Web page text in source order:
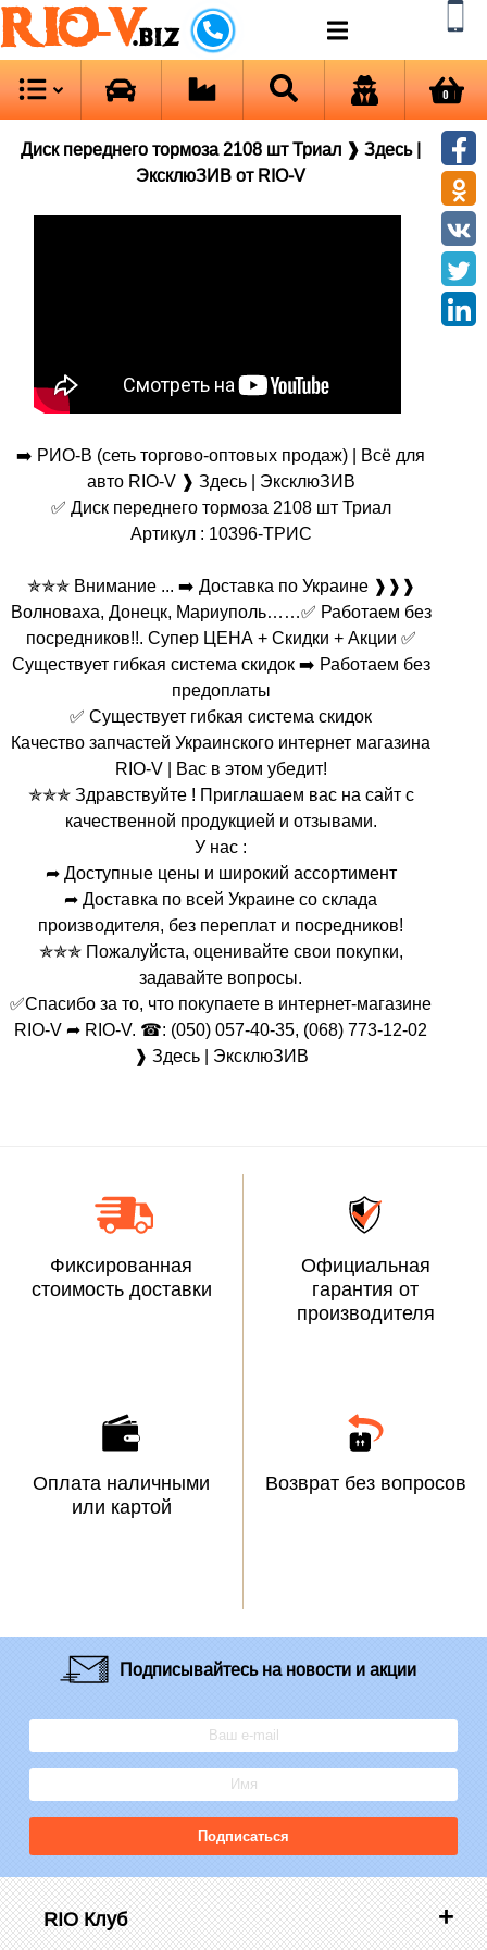
RIO-V.biz
0
Диск переднего тормоза 2108 шт Триал ❱ Здесь |
ЭксклюЗИВ от RIO-V
➡️ РИО-В (сеть торгово-оптовых продаж) | Всё для
авто RIO-V ❱ Здесь | ЭксклюЗИВ
✅ Диск переднего тормоза 2108 шт Триал
Артикул : 10396-ТРИС
✯✯✯ Внимание ... ➡️ Доставка по Украине ❱❱❱
Волноваха, Донецк, Мариуполь……✅ Работаем без
посредников!!. Супер ЦЕНА + Скидки + Акции ✅
Существует гибкая система скидок ➡️ Работаем без
предоплаты
✅ Существует гибкая система скидок
Качество запчастей Украинского интернет магазина
RIO-V | Вас в этом убедит!
✯✯✯ Здравствуйте ! Приглашаем вас на сайт с
качественной продукцией и отзывами.
У нас :
➦ Доступные цены и широкий ассортимент
➦ Доставка по всей Украине со склада
производителя, без переплат и посредников!
✯✯✯ Пожалуйста, оценивайте свои покупки,
задавайте вопросы.
✅Спасибо за то, что покупаете в интернет-магазине
RIO-V ➦ RIO-V. ☎: (050) 057-40-35, (068) 773-12-02
❱ Здесь | ЭксклюЗИВ
Фиксированная
стоимость доставки
Официальная
гарантия от
производителя
Оплата наличными
или картой
Возврат без вопросов
Подписывайтесьна новости и акции
Подписаться
RIO Клуб